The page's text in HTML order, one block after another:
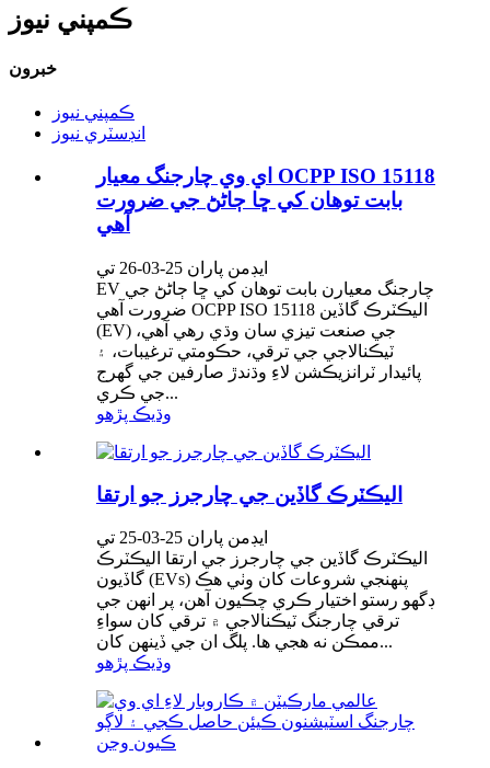
ڪمپني نيوز
خبرون
ڪمپني نيوز
انڊسٽري نيوز
اي وي چارجنگ معيار OCPP ISO 15118
بابت توهان کي ڇا ڄاڻڻ جي ضرورت
آهي
ايڊمن پاران 25-03-26 تي
EV چارجنگ معيارن بابت توهان کي ڇا ڄاڻڻ جي
ضرورت آهي OCPP ISO 15118 اليڪٽرڪ گاڏين
(EV) جي صنعت تيزي سان وڌي رهي آهي،
ٽيڪنالاجي جي ترقي، حڪومتي ترغيبات، ۽
پائيدار ٽرانزيڪشن لاءِ وڌندڙ صارفين جي گهرج
جي ڪري...
وڌيڪ پڙهو
اليڪٽرڪ گاڏين جي چارجرز جو ارتقا
ايڊمن پاران 25-03-25 تي
اليڪٽرڪ گاڏين جي چارجرز جي ارتقا اليڪٽرڪ
گاڏيون (EVs) پنهنجي شروعات کان وٺي هڪ
ڊگهو رستو اختيار ڪري چڪيون آهن، پر انهن جي
ترقي چارجنگ ٽيڪنالاجي ۾ ترقي کان سواءِ
ممڪن نه هجي ها. پلگ ان جي ڏينهن کان...
وڌيڪ پڙهو